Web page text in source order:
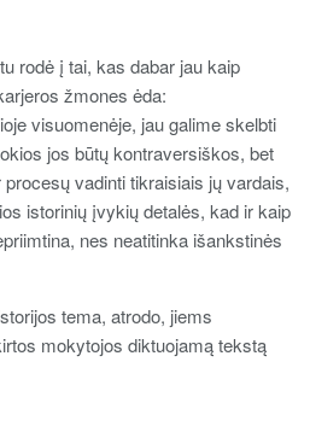
rodė į tai, kas dabar jau kaip
žmones ėda:
visuomenėje, jau galime skelbti
jos būtų kontraversiškos, bet
vadinti tikraisiais jų vardais,
istorinių įvykių detalės, kad ir kaip
nes neatitinka išankstinės
tema, atrodo, jiems
mokytojos diktuojamą tekstą